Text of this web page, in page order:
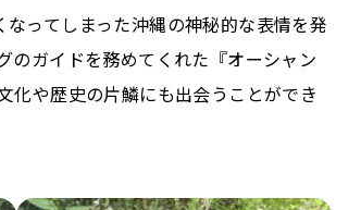
ってしまった沖縄の神秘的な表情を発
のガイドを務めてくれた『オーシャン
化や歴史の片鱗にも出会うことができ